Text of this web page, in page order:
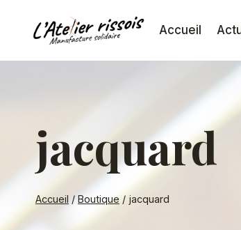
Accueil
jacquard
Accueil / Boutique / jacquard